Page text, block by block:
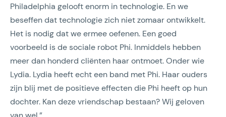
Philadelphia gelooft enorm in technologie. En we
beseffen dat technologie zich niet zomaar ontwikkelt.
Het is nodig dat we ermee oefenen. Een goed
voorbeeld is de sociale robot Phi. Inmiddels hebben
meer dan honderd cliënten haar ontmoet. Onder wie
Lydia. Lydia heeft echt een band met Phi. Haar ouders
zijn blij met de positieve effecten die Phi heeft op hun
dochter. Kan deze vriendschap bestaan? Wij geloven